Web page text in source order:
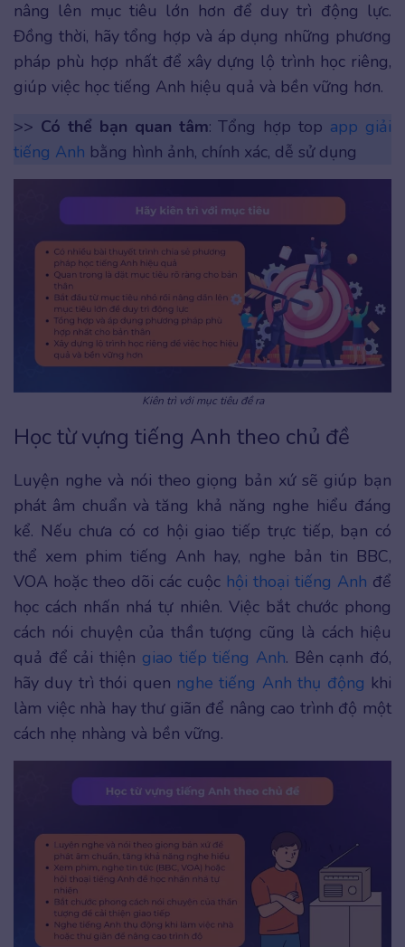
nâng lên mục tiêu lớn hơn để duy trì động lực.
Đồng thời, hãy tổng hợp và áp dụng những phương
pháp phù hợp nhất để xây dựng lộ trình học riêng,
giúp việc học tiếng Anh hiệu quả và bền vững hơn.
>> Có thể bạn quan tâm: Tổng hợp top app giải
tiếng Anh bằng hình ảnh, chính xác, dễ sử dụng
Kiên trì với mục tiêu đề ra
Học từ vựng tiếng Anh theo chủ đề
Luyện nghe và nói theo giọng bản xứ sẽ giúp bạn
phát âm chuẩn và tăng khả năng nghe hiểu đáng
kể. Nếu chưa có cơ hội giao tiếp trực tiếp, bạn có
thể xem phim tiếng Anh hay, nghe bản tin BBC,
VOA hoặc theo dõi các cuộc hội thoại tiếng Anh để
học cách nhấn nhá tự nhiên. Việc bắt chước phong
cách nói chuyện của thần tượng cũng là cách hiệu
quả để cải thiện giao tiếp tiếng Anh. Bên cạnh đó,
hãy duy trì thói quen nghe tiếng Anh thụ động khi
làm việc nhà hay thư giãn để nâng cao trình độ một
cách nhẹ nhàng và bền vững.